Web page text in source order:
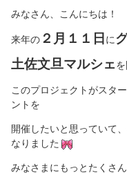
みなさん、こんにちは！
来年の ２月１１日 に
土佐文旦マルシェ
このプロジェクトがスタ
ントを
開催したいと思っていて
なりました
みなさまにもっとたくさ